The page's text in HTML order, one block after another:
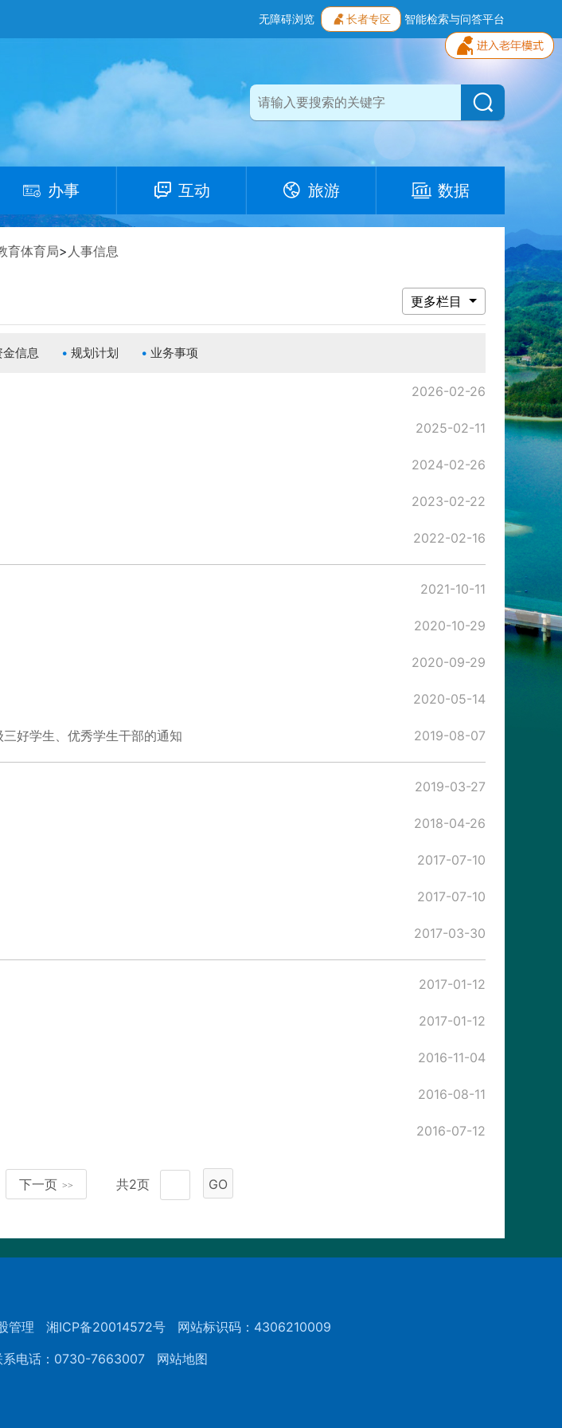
无障碍浏览 长者专区 智能检索与问答平台
办事 互动 旅游 数据
育体育局> 人事信息
更多栏目
金信息 规划计划 业务事项
2026-02-26
2025-02-11
2024-02-26
2023-02-22
2022-02-16
2021-10-11
2020-10-29
2020-09-29
2020-05-14
好学生、优秀学生干部的通知 2019-08-07
2019-03-27
2018-04-26
2017-07-10
2017-07-10
2017-03-30
2017-01-12
2017-01-12
2016-11-04
2016-08-11
2016-07-12
下一页 >> 共2页 GO
管理 湘ICP备20014572号
网站标识码：4306210009
系电话：0730-7663007 网站地图